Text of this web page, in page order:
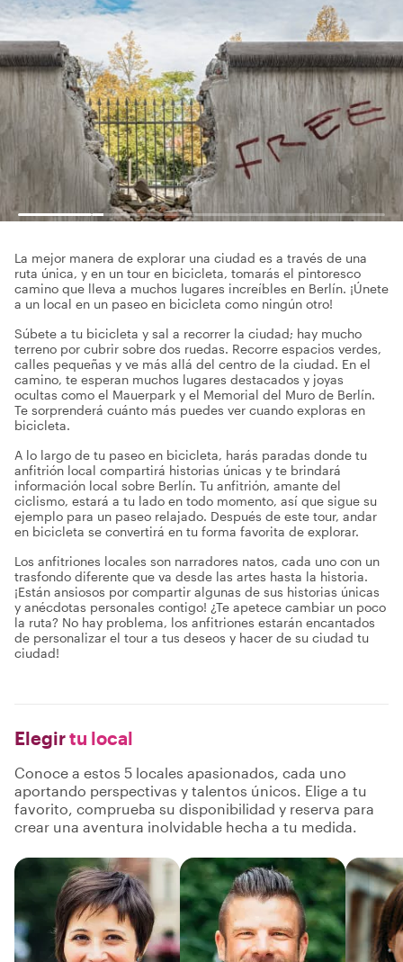
La mejor manera de explorar una ciudad es a través de una
ruta única, y en un tour en bicicleta, tomarás el pintoresco
camino que lleva a muchos lugares increíbles en Berlín. ¡Únete
a un local en un paseo en bicicleta como ningún otro!
Súbete a tu bicicleta y sal a recorrer la ciudad; hay mucho
terreno por cubrir sobre dos ruedas. Recorre espacios verdes,
calles pequeñas y ve más allá del centro de la ciudad. En el
camino, te esperan muchos lugares destacados y joyas
ocultas como el Mauerpark y el Memorial del Muro de Berlín.
Te sorprenderá cuánto más puedes ver cuando exploras en
bicicleta.
A lo largo de tu paseo en bicicleta, harás paradas donde tu
anfitrión local compartirá historias únicas y te brindará
información local sobre Berlín. Tu anfitrión, amante del
ciclismo, estará a tu lado en todo momento, así que sigue su
ejemplo para un paseo relajado. Después de este tour, andar
en bicicleta se convertirá en tu forma favorita de explorar.
Los anfitriones locales son narradores natos, cada uno con un
trasfondo diferente que va desde las artes hasta la historia.
¡Están ansiosos por compartir algunas de sus historias únicas
y anécdotas personales contigo! ¿Te apetece cambiar un poco
la ruta? No hay problema, los anfitriones estarán encantados
de personalizar el tour a tus deseos y hacer de su ciudad tu
ciudad!
Elegirtu local
Conoce a estos 5 locales apasionados, cada uno
aportando perspectivas y talentos únicos. Elige a tu
favorito, comprueba su disponibilidad y reserva para
crear una aventura inolvidable hecha a tu medida.